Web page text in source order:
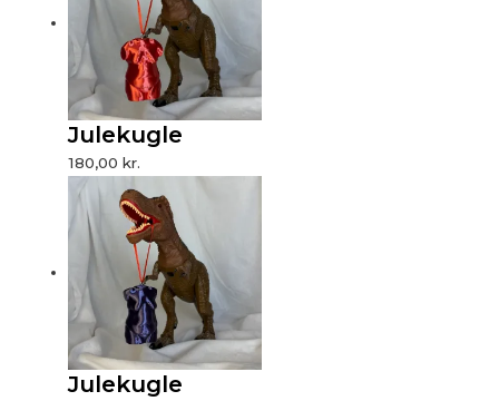
Julekugle
180,00kr.
Julekugle